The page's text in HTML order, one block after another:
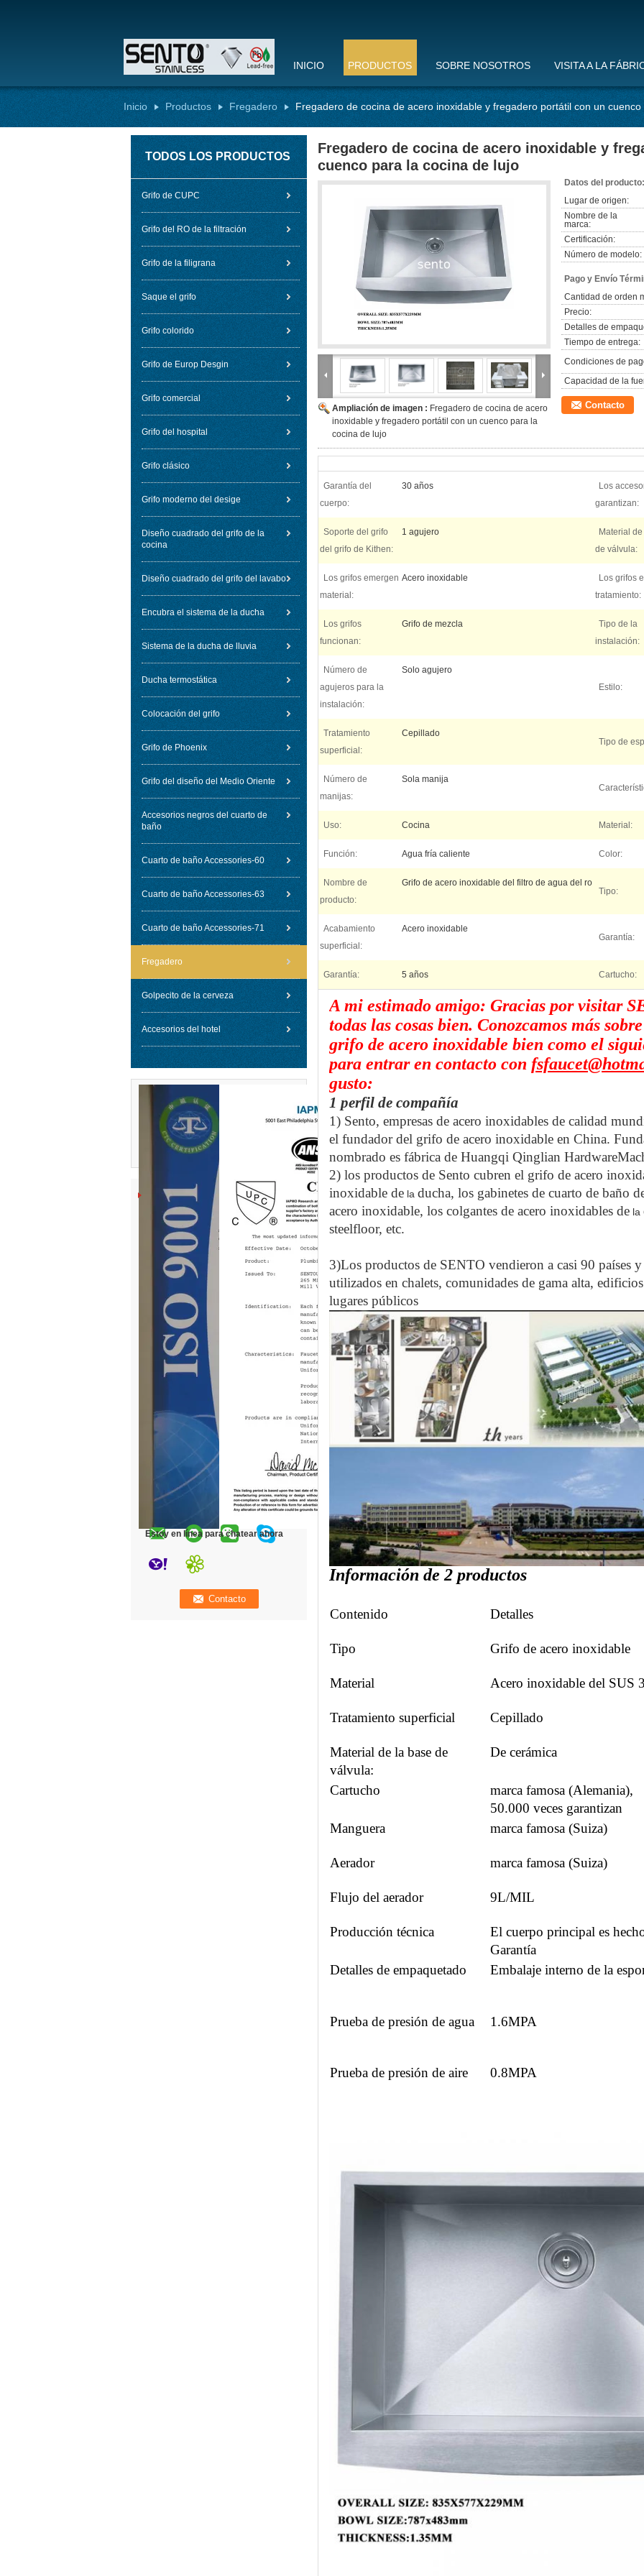
INICIO PRODUCTOS SOBRE NOSOTROS VISITA A LA
Inicio Productos Fregadero Fregadero de cocina de acero inoxidable y fregadero portátil con un
TODOS LOS PRODUCTOS
Grifo de CUPC
Grifo del RO de la filtración
Grifo de la filigrana
Saque el grifo
Grifo colorido
Grifo de Europ Desgin
Grifo comercial
Grifo del hospital
Grifo clásico
Grifo moderno del desige
Diseño cuadrado del grifo de la
cocina
Diseño cuadrado del grifo del lavabo
Encubra el sistema de la ducha
Sistema de la ducha de lluvia
Ducha termostática
Colocación del grifo
Grifo de Phoenix
Grifo del diseño del Medio Oriente
Accesorios negros del cuarto de
baño
Cuarto de baño Accessories-60
Cuarto de baño Accessories-63
Cuarto de baño Accessories-71
Fregadero
Golpecito de la cerveza
Accesorios del hotel
Estoy en línea para chatear ahora
Fregadero de cocina de acero inoxidable y
cuenco para la cocina de lujo
Ampliación de imagen : Fregadero de cocina de acero
inoxidable y fregadero portátil con un cuenco para la
cocina de lujo
Datos del producto:
Lugar de origen:
Nombre de la
marca:
Certificación:
Número de modelo:
Pago y Envío
Cantidad de orden
Precio:
Detalles de
Tiempo de entrega:
Condiciones de
Capacidad de la
Contacto
Garantía del
cuerpo:
30 años
Los
garantizan:
Soporte del grifo
del grifo de Kithen:
1 agujero
Material
de válvula:
Los grifos emergen
material:
Acero inoxidable
Los grifos
tratamiento:
Los grifos
funcionan:
Grifo de mezcla
Tipo de la
instalación:
Número de
agujeros para la
instalación:
Solo agujero
Estilo:
Tratamiento
superficial:
Cepillado
Tipo de
Número de
manijas:
Sola manija
Uso: Cocina Material:
Función: Agua fría caliente Color:
Nombre de
producto:
Grifo de acero inoxidable del filtro de agua del ro
Tipo:
Acabamiento
superficial:
Acero inoxidable
Garantía:
Garantía: 5 años Cartucho:
A mi estimado amigo: Gracias por visitar
todas las cosas bien. Conozcamos más
grifo de acero inoxidable bien como el
para entrar en contacto con
gusto:
1 perfil de compañía
1) Sento, empresas de acero inoxidables de calidad
el fundador del grifo de acero inoxidable en China.
nombrado es fábrica de Huangqi Qinglian
2) los productos de Sento cubren el grifo de acero
inoxidable de la ducha, los gabinetes de cuarto de baño
acero inoxidable, los colgantes de acero inoxidables de la
steelfloor, etc.
3)Los productos de SENTO vendieron a casi 90 países
utilizados en chalets, comunidades de gama alta,
lugares públicos
Información de 2 productos
Contenido Detalles
Tipo Grifo de acero inoxidable
Material Acero inoxidable del SUS
Tratamiento superficial Cepillado
Material de la base de
válvula:
De cerámica
Cartucho
marca famosa (Alemania),
50.000 veces garantizan
Manguera
marca famosa (Suiza)
Aerador marca famosa (Suiza)
Flujo del aerador 9L/MIL
Producción técnica
El cuerpo principal es
Garantía
Detalles de empaquetado
Embalaje interno de la
Prueba de presión de agua 1.6MPA
Prueba de presión de aire 0.8MPA